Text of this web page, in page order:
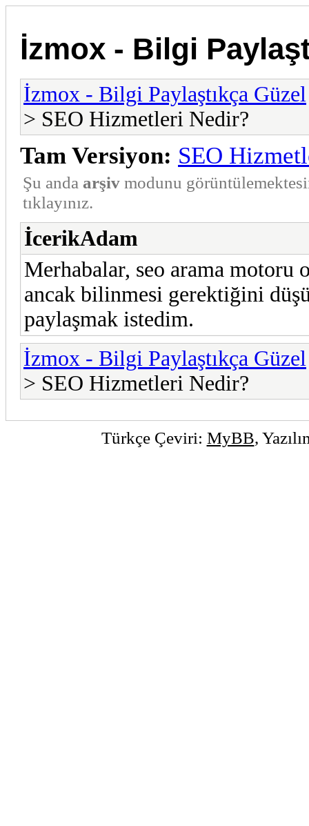
İzmox - Bilgi
İzmox - Bilgi Paylaştıkça Güzel
> SEO Hizmetleri Nedir?
Tam Versiyon: SEO
Şu anda arşiv modunu
tıklayınız.
İcerikAdam
Merhabalar, seo arama
ancak bilinmesi gerektiğini
paylaşmak istedim.
İzmox - Bilgi Paylaştıkça Güzel
> SEO Hizmetleri Nedir?
Türkçe Çeviri: MyBB,